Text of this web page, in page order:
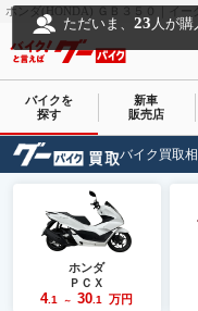
ただいま、23 人が購
バイクを
探す
新車
販売店
バイク買取
ホンダ
ＰＣＸ
4.1 ～ 30 .1 万円